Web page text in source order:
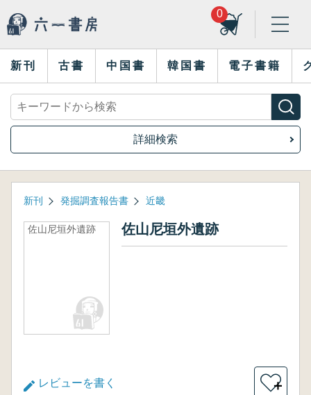
0
新刊 古書 中国書 韓国書 電子書籍
詳細検索
新刊 発掘調査報告書 近畿
佐山尼垣外遺跡 佐山尼垣外遺跡
レビューを書く ＋